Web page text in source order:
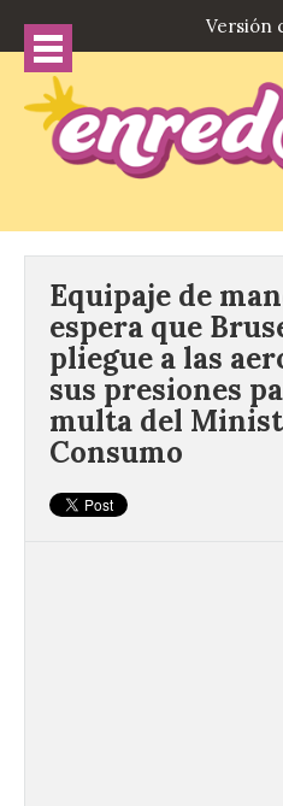
Versión
Equipaje de
espera que
pliegue a las
sus presiones
multa del
Consumo